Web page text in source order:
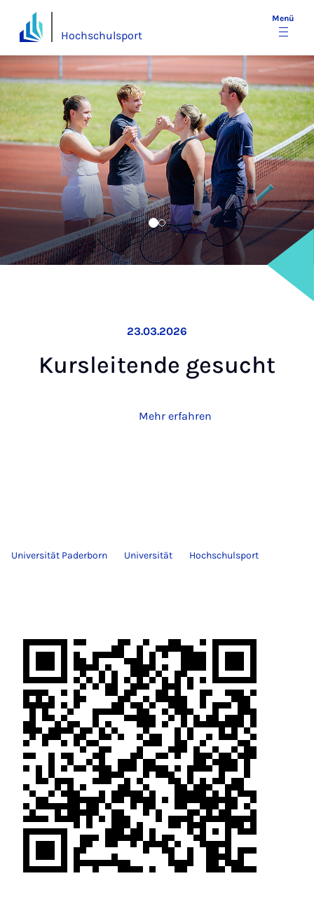
Hochschulsport
Menü
23.03.2026
Kurs­lei­ten­de ge­sucht
Mehr erfahren
Universität Paderborn Universität Hochschulsport